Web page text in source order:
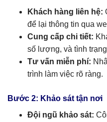
Khách hàng liên hệ:
để lại thông tin qua
Cung cấp chi tiết:
số lượng, và tình
Tư vấn miễn phí:
trình làm việc rõ ràng.
Bước 2: Khảo sát tận nơi
Đội ngũ khảo sát: